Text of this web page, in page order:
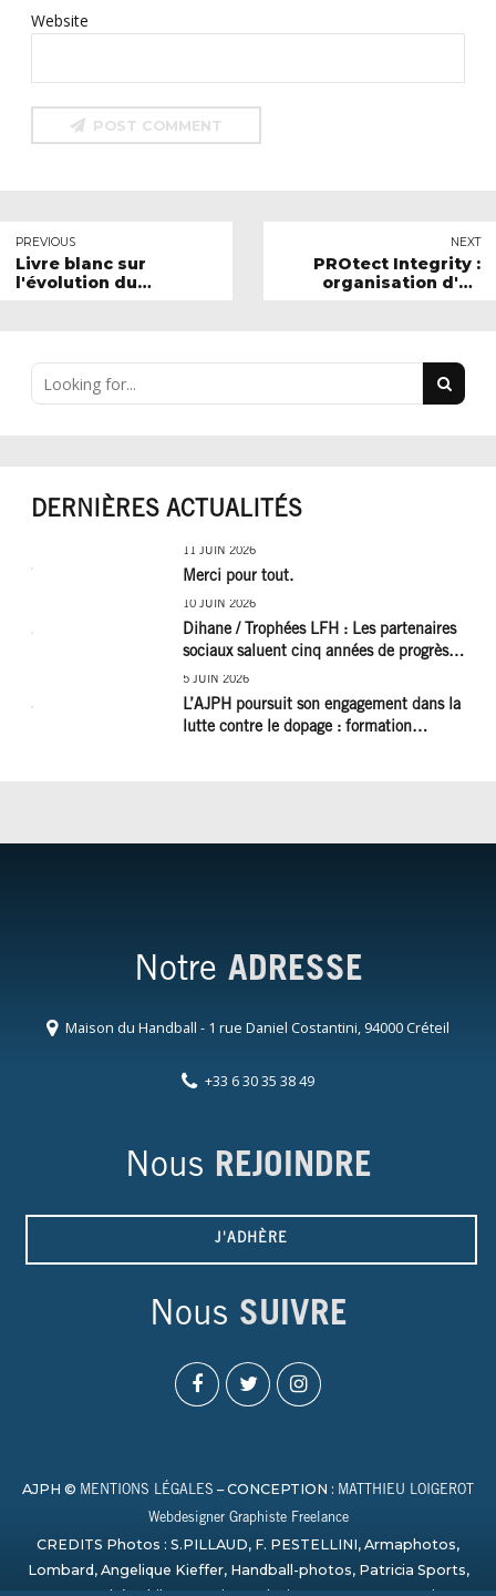
Website
POST COMMENT
PREVIOUS
Livre blanc sur
l'évolution du
NEXT
PROtect Integrity :
organisation d'un
DERNIÈRES ACTUALITÉS
11 JUIN 2026
Merci pour tout.
10 JUIN 2026
Dihane / Trophées LFH : Les partenaires
sociaux saluent cinq années de progrès
social et les efforts à poursuivre !
5 JUIN 2026
L’AJPH poursuit son engagement dans la
lutte contre le dopage : formation
Notre ADRESSE
Maison du Handball - 1 rue Daniel Costantini, 94000 Créteil
+33 6 30 35 38 49
Nous REJOINDRE
J'ADHÈRE
Nous SUIVRE
AJPH © MENTIONS LÉGALES – CONCEPTION : MATTHIEU LOIGEROT
Webdesigner Graphiste Freelance
CREDITS Photos : S.PILLAUD, F. PESTELLINI, Armaphotos,
Lombard, Angelique Kieffer, Handball-photos, Patricia Sports,